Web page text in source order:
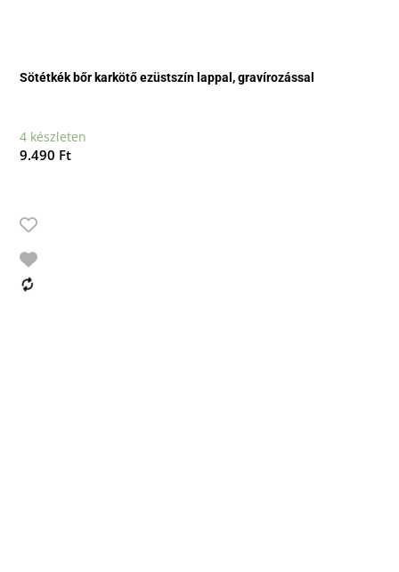
Sötétkék bőr karkötő ezüstszín lappal, gravírozással
4 készleten
9.490 Ft